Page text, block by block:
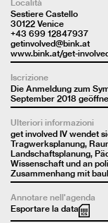
Località
Sestiere Castello
30122 Venice
+43 699 12847937
getinvolved@bink.at
www.bink.at/get-
Iscrizione
Die Anmeldung zum
September 2018
Ulteriori informazioni
get involved IV wendet
Tragwerksplanung,
Landschaftsplanung,
Wissenschaft und an
Zusammenhang mit
Annotare nell'agenda
Esportare la data